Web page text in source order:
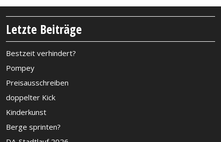
Letzte Beiträge
Bestzeit verhindert?
Pompey
Preisausschreiben
doppelter Kick
Kinderkunst
Berge sprinten?